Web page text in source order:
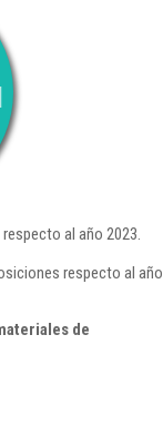
al año 2023.
respecto al año
de